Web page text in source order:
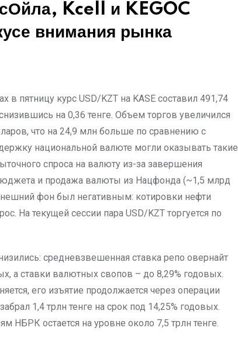
Kcell и KEGOC
внимания рынка
на 0,36 тенге. Объем торгов увеличился
что на 24,9 млн больше по сравнению с
национальной валюте могли оказывать такие
спроса на валюту из-за завершения
и продажа валюты из Нацфонда (~1,5 млрд
фон был негативным: котировки нефти
На текущей сессии пара USD/KZT торгуется по
средневзвешенная ставка репо овернайт
а ставки валютных свопов – до 8,29% годовых.
его изъятие продолжается через операции
1,4 трлн тенге на срок под 14,25% годовых.
НБРК остается на уровне около 7,5 трлн тенге.